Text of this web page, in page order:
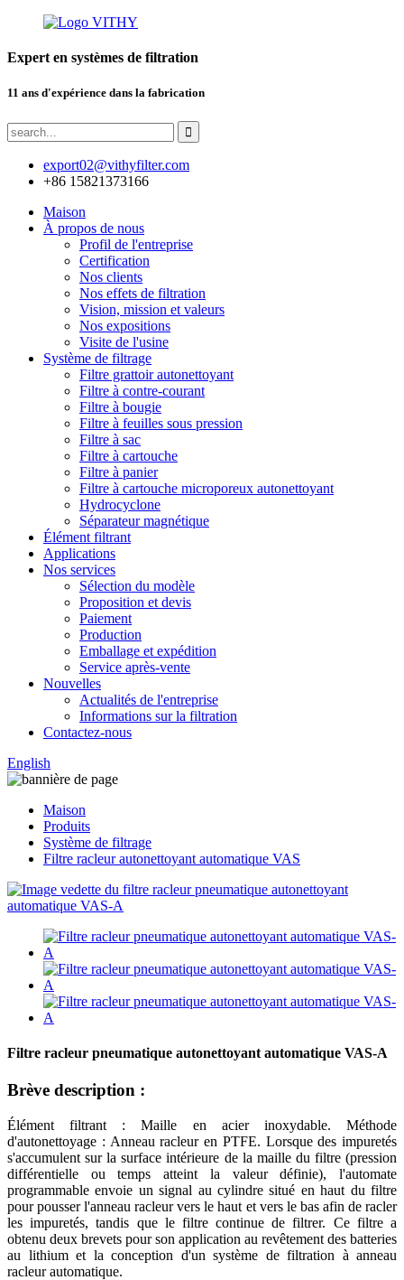
Expert en systèmes de filtration
11 ans d'expérience dans la fabrication
export02@vithyfilter.com
+86 15821373166
Maison
À propos de nous
Profil de l'entreprise
Certification
Nos clients
Nos effets de filtration
Vision, mission et valeurs
Nos expositions
Visite de l'usine
Système de filtrage
Filtre grattoir autonettoyant
Filtre à contre-courant
Filtre à bougie
Filtre à feuilles sous pression
Filtre à sac
Filtre à cartouche
Filtre à panier
Filtre à cartouche microporeux autonettoyant
Hydrocyclone
Séparateur magnétique
Élément filtrant
Applications
Nos services
Sélection du modèle
Proposition et devis
Paiement
Production
Emballage et expédition
Service après-vente
Nouvelles
Actualités de l'entreprise
Informations sur la filtration
Contactez-nous
English
Maison
Produits
Système de filtrage
Filtre racleur autonettoyant automatique VAS
Filtre racleur pneumatique autonettoyant automatique VAS-A
Brève description :
Élément filtrant : Maille en acier inoxydable. Méthode
d'autonettoyage : Anneau racleur en PTFE. Lorsque des impuretés
s'accumulent sur la surface intérieure de la maille du filtre (pression
différentielle ou temps atteint la valeur définie), l'automate
programmable envoie un signal au cylindre situé en haut du filtre
pour pousser l'anneau racleur vers le haut et vers le bas afin de racler
les impuretés, tandis que le filtre continue de filtrer. Ce filtre a
obtenu deux brevets pour son application au revêtement des batteries
au lithium et la conception d'un système de filtration à anneau
racleur automatique.